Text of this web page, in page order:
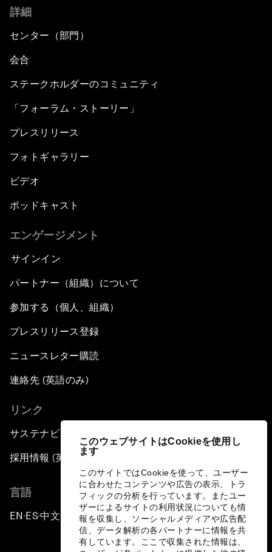
このウェブサイトはCookieを使用し
ます
このサイトではCookieを使って、ユーザー
に合わせたコンテンツや広告の表示、トラ
フィックの分析を行っています。またユー
ザーによるサイトの利用状況についても情
報を収集し、ソーシャルメディアや広告配
信、データ解析の各パートナーに情報を共
有しています。ここで収集された情報は、
詳細
センター（部門）
会合
ステークホルダーのコミュニティ
「フォーラム・ストーリー」
プレスリリース
フォトギャラリー
ビデオ
ポッドキャスト
エンゲージメント
サインイン
パートナー（組織）について
参加する（個人、組織）
プレスリリース登録
ニュースレター購読
連絡先 (英語のみ)
リンク
サステナビリティへの取り組み
採用情報 (英語のみ)
言語
EN ▪ES▪中文▪ 日本語